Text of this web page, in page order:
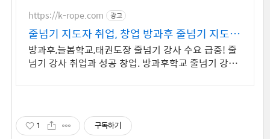
https://k-rope.com 광고
줄넘기 지도자 취업, 창업 방과후 줄넘기 지도자
양성
방과후,늘봄학교,태권도장 줄넘기 강사 수요 급중! 줄
넘기 강사 취업과 성공 창업. 방과후학교 줄넘기 강사
1 구독하기